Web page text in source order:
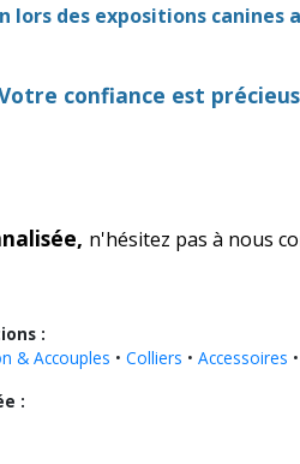
lors des expositions
confiance est
n'hésitez pas à nous
:
& Accouples • Colliers • Accessoires •
: